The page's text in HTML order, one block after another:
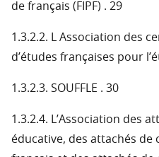
de français (FIPF) . 29
1.3.2.2. L Association des
d’études françaises pour
1.3.2.3. SOUFFLE . 30
1.3.2.4. L’Association des
éducative, des attachés